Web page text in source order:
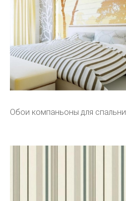
Обои компаньоны для спальни